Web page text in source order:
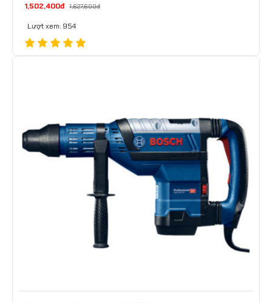
1,502,400đ 1,627,600đ
Lượt xem: 954